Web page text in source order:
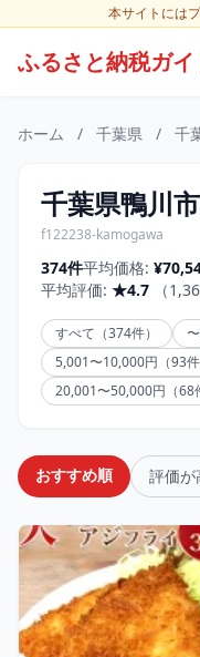
本サイトには
ふるさと納税ガイ
ホーム / 千葉県 / 千
千葉県鴨川
f122238-kamogawa
374件平均価格:
平均評価: ★4.7 （
すべて（374件）
5,001〜10,000円（93件
20,001〜50,000円（68
おすすめ順 評価が